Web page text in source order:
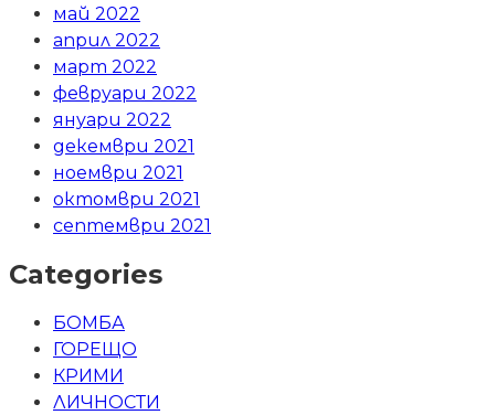
май 2022
април 2022
март 2022
февруари 2022
януари 2022
декември 2021
ноември 2021
октомври 2021
септември 2021
Categories
БОМБА
ГОРЕЩО
КРИМИ
ЛИЧНОСТИ